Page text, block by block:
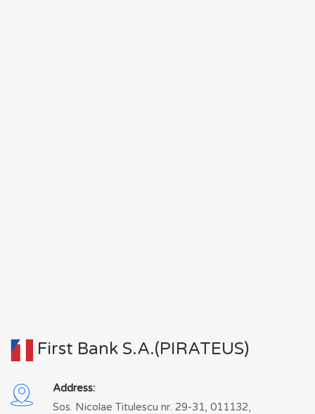
First Bank S.A.(PIRATEUS)
Address:
Sos. Nicolae Titulescu nr. 29-31, 011132,